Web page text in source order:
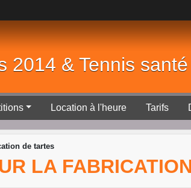
2014 & Tennis
Location à l'heure Tarifs
de tartes
LA